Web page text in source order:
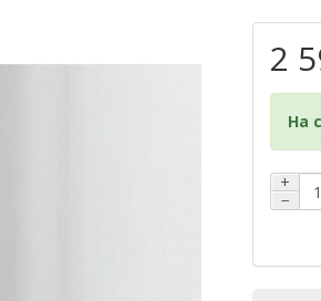
2
На
+
−